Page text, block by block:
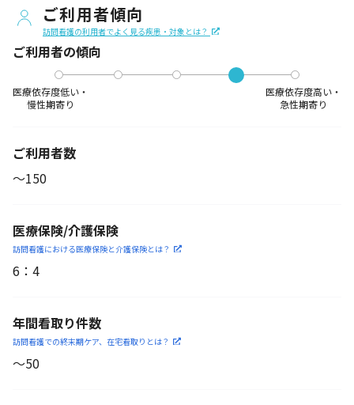
ご利用者傾向
訪問看護の利用者でよく見る疾患・対象とは？
ご利用者の傾向
医療依存度低い・
慢性期寄り
医療依存度高い・
急性期寄り
ご利用者数
〜150
医療保険/介護保険
訪問看護における医療保険と介護保険とは？
6 ： 4
年間看取り件数
訪問看護での終末期ケア、 在宅看取りとは？
〜50